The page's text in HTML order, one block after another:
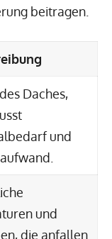
beitragen.
Daches,
und
und
die anfallen